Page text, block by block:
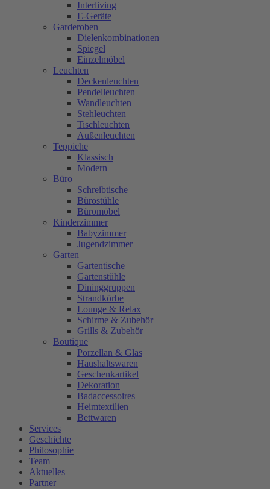
Interliving
E-Geräte
Garderoben
Dielenkombinationen
Spiegel
Einzelmöbel
Leuchten
Deckenleuchten
Pendelleuchten
Wandleuchten
Stehleuchten
Tischleuchten
Außenleuchten
Teppiche
Klassisch
Modern
Büro
Schreibtische
Bürostühle
Büromöbel
Kinderzimmer
Babyzimmer
Jugendzimmer
Garten
Gartentische
Gartenstühle
Dininggruppen
Strandkörbe
Lounge & Relax
Schirme & Zubehör
Grills & Zubehör
Boutique
Porzellan & Glas
Haushaltswaren
Geschenkartikel
Dekoration
Badaccessoires
Heimtextilien
Bettwaren
Services
Geschichte
Philosophie
Team
Aktuelles
Partner